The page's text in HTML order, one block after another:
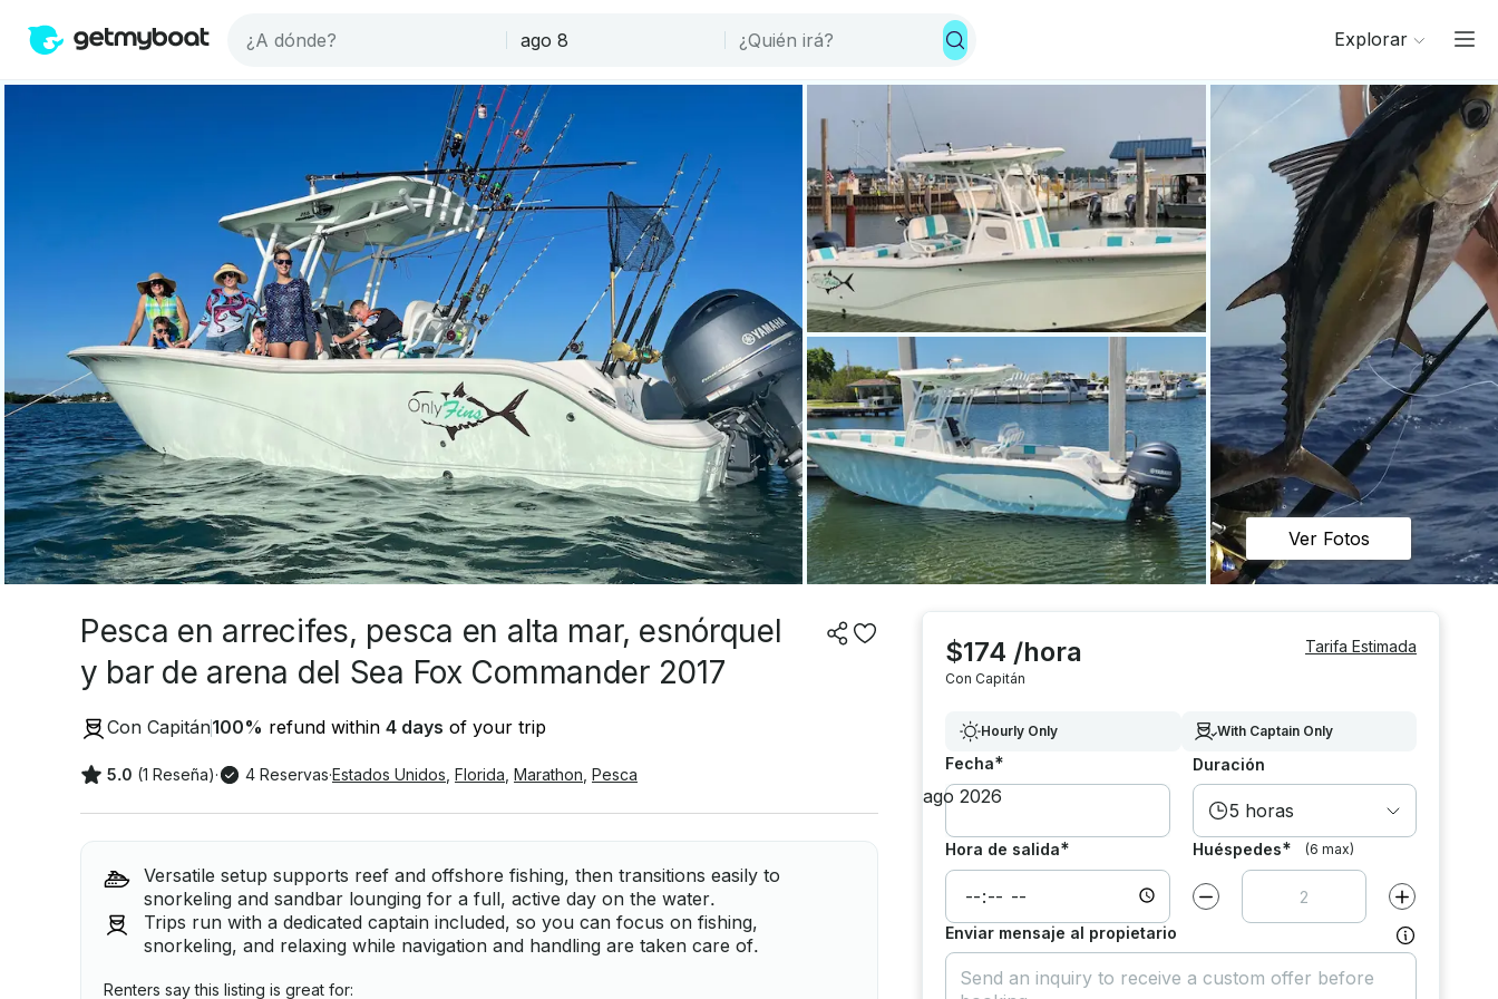
Explorar
Ver Fotos
Pesca en arrecifes, pesca en alta mar, esnórquel
y bar de arena del Sea Fox Commander 2017
Con Capitán100% refund within 4 days of your trip
5.0 (1 Reseña)· 4 Reservas·Estados Unidos Florida Marathon Pesca
Versatile setup supports reef and offshore fishing, then transitions easily to
snorkeling and sandbar lounging for a full, active day on the water.
Trips run with a dedicated captain included, so you can focus on fishing,
snorkeling, and relaxing while navigation and handling are taken care of.
Renters say this listing is great for:
$174 /hora
Con Capitán
Tarifa Estimada
Hourly Only With Captain Only
Fecha* Duración
5 horas
Hora de salida* Huéspedes* (6 max)
Disminuir el valor por Aumentar el
Enviar mensaje al propietario